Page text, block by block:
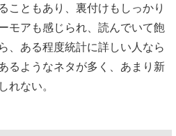
こともあり、裏付けもしっかり
モアも感じられ、読んでいて飽
、ある程度統計に詳しい人なら
るようなネタが多く、あまり新
れない。